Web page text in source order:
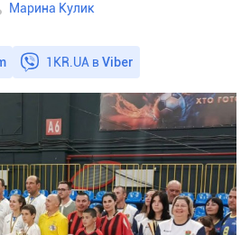
Марина Кулик
1KR.UA вViber